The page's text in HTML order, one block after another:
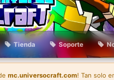
Tienda Soporte
mc.universocraft.com! Tan solo